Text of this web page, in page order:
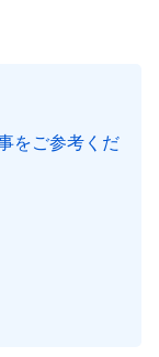
をご参考くだ